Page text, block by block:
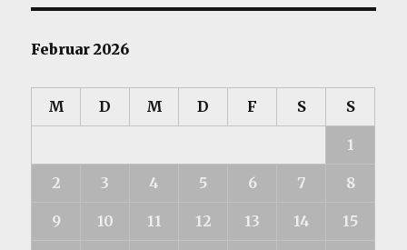
Februar 2026
M D M D F S S
1
2 3 4 5 6 7 8
9 10 11 12 13 14 15